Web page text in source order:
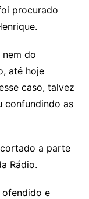
procurado
nem do
até hoje
caso, talvez
confundindo as
a parte
Rádio.
ofendido e